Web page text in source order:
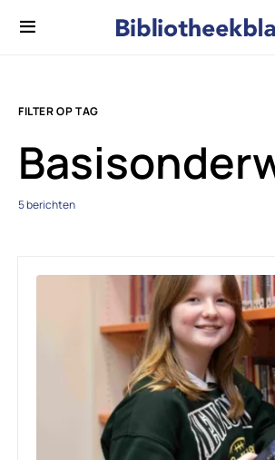
FILTER OP TAG
5 berichten